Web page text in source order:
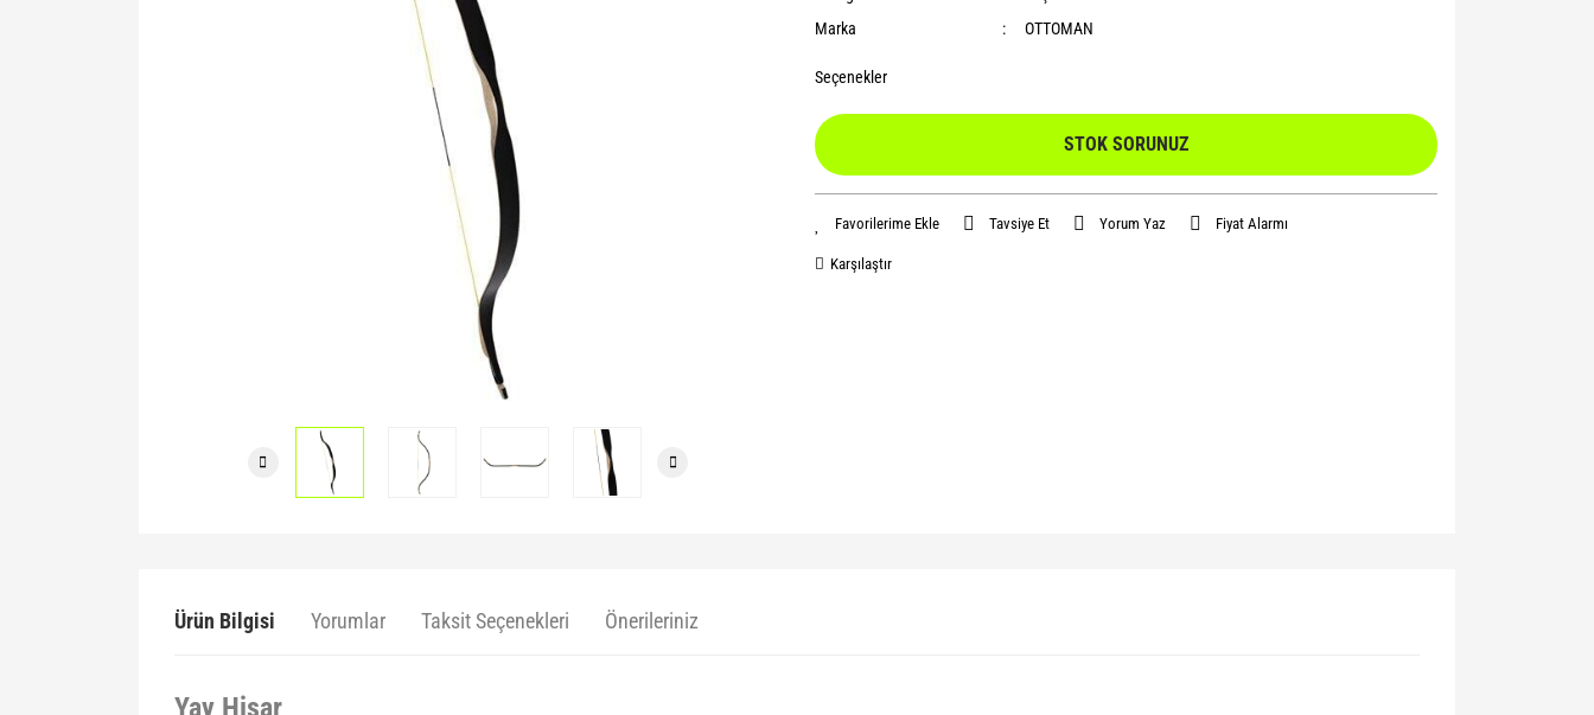
Marka
OTTOMAN
Seçenekler
STOK SORUNUZ
Tavsiye Et Yorum Yaz Fiyat Alarmı
Karşılaştır
Ürün Bilgisi Yorumlar Taksit Seçenekleri Önerileriniz
Yay Hisar